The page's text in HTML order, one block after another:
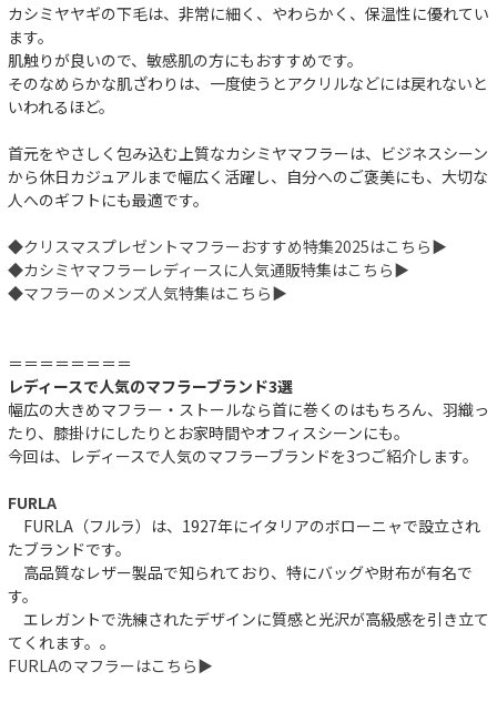
カシミヤヤギの下毛は、非常に細く、やわらかく、保温性に優れてい
ます。
肌触りが良いので、敏感肌の方にもおすすめです。
そのなめらかな肌ざわりは、一度使うとアクリルなどには戻れないと
いわれるほど。
首元をやさしく包み込む上質なカシミヤマフラーは、ビジネスシーン
から休日カジュアルまで幅広く活躍し、自分へのご褒美にも、大切な
人へのギフトにも最適です。
◆クリスマスプレゼントマフラーおすすめ特集2025はこちら▶︎
◆カシミヤマフラーレディースに人気通販特集はこちら▶︎
◆マフラーのメンズ人気特集はこちら▶︎
＝＝＝＝＝＝＝＝
レディースで人気のマフラーブランド3選
幅広の大きめマフラー・ストールなら首に巻くのはもちろん、羽織っ
たり、膝掛けにしたりとお家時間やオフィスシーンにも。
今回は、レディースで人気のマフラーブランドを3つご紹介します。
FURLA
FURLA（フルラ）は、1927年にイタリアのボローニャで設立され
たブランドです。
高品質なレザー製品で知られており、特にバッグや財布が有名で
す。
エレガントで洗練されたデザインに質感と光沢が高級感を引き立て
てくれます。。
FURLAのマフラーはこちら▶︎